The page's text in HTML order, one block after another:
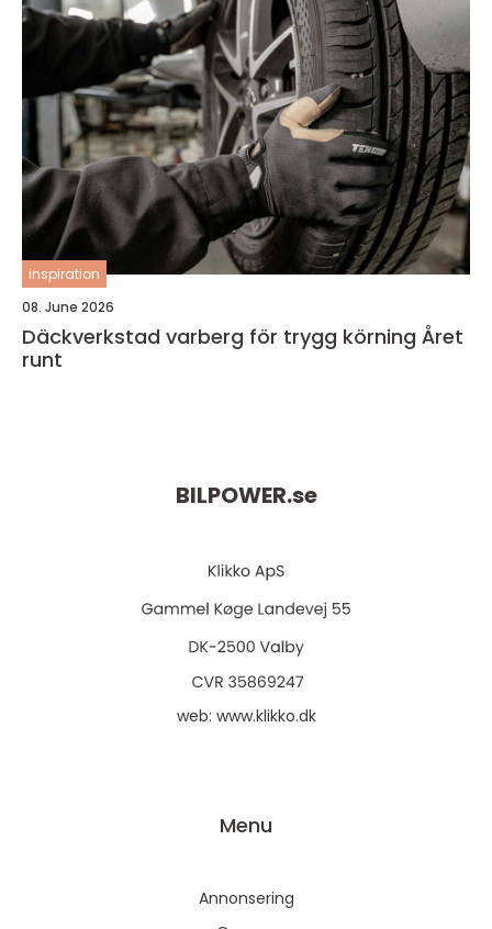
inspiration
08. June 2026
Däckverkstad varberg för trygg körning Året
runt
BILPOWER.se
web: www.klikko.dk
Menu
Annonsering